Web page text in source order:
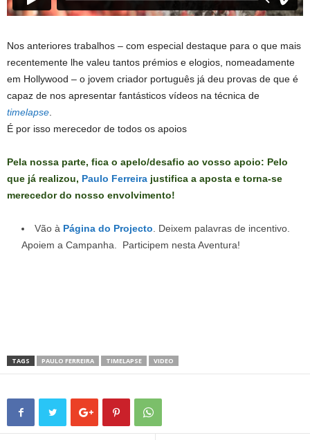
Nos anteriores trabalhos – com especial destaque para o que mais
recentemente lhe valeu tantos prémios e elogios, nomeadamente
em Hollywood – o jovem criador português já deu provas de que é
capaz de nos apresentar fantásticos vídeos na técnica de
timelapse
É por isso merecedor de todos os apoios
Pela nossa parte, fica o apelo/desafio ao vosso apoio: Pelo
que já realizou, Paulo Ferreira justifica a aposta e torna-se
merecedor do nosso envolvimento!
Vão à Página do Projecto . Deixem palavras de incentivo.
Apoiem a Campanha. Participem nesta Aventura!
TAGS PAULO FERREIRA TIMELAPSE VIDEO